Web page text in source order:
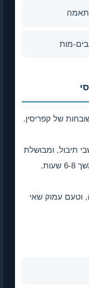
מות
של קפריסין.
תיבול, ומבושלת
וטעם עמוק שאי